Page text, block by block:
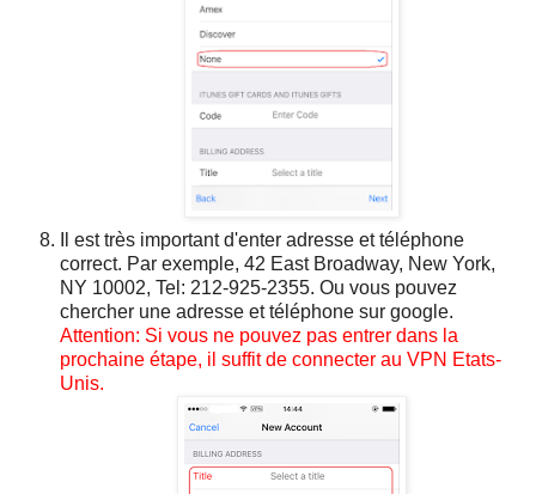
Il est très important d'enter adresse et téléphone
correct. Par exemple, 42 East Broadway, New York,
NY 10002, Tel: 212-925-2355. Ou vous pouvez
chercher une adresse et téléphone sur google.
Attention: Si vous ne pouvez pas entrer dans la
prochaine étape, il suffit de connecter au VPN Etats-
Unis.